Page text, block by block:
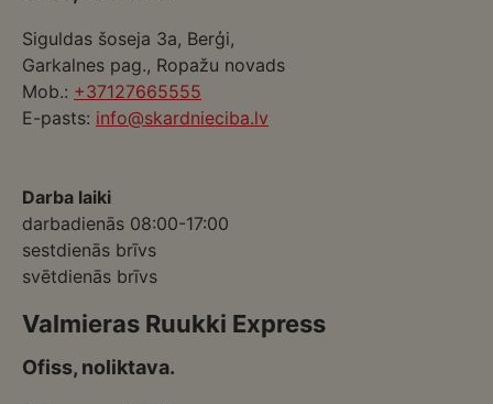
Siguldas šoseja 3a, Berģi,
Garkalnes pag., Ropažu novads
Mob.: +37127665555
E-pasts: info@skardnieciba.lv
Darba laiki
darbadienās 08:00-17:00
sestdienās brīvs
svētdienās brīvs
Valmieras Ruukki Express
Ofiss, noliktava.